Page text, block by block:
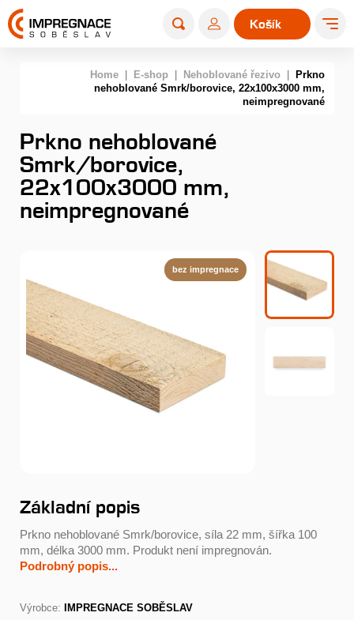
0
Košík
Home E-shop Nehoblované řezivo
Prkno
nehoblované Smrk/borovice, 22x100x3000 mm,
neimpregnované
Prkno nehoblované
Smrk/borovice,
22x100x3000 mm,
neimpregnované
bez impregnace
Základní popis
Prkno nehoblované Smrk/borovice, síla 22 mm, šířka 100
mm, délka 3000 mm. Produkt není impregnován.
Podrobný popis...
Výrobce:
IMPREGNACE SOBĚSLAV